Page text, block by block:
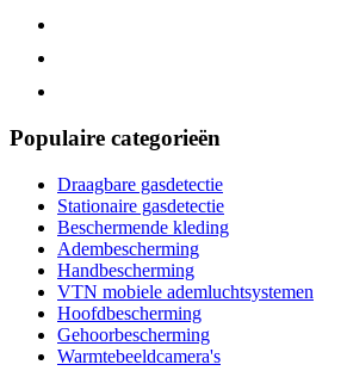
Populaire categorieën
Draagbare gasdetectie
Stationaire gasdetectie
Beschermende kleding
Adembescherming
Handbescherming
VTN mobiele ademluchtsystemen
Hoofdbescherming
Gehoorbescherming
Warmtebeeldcamera's